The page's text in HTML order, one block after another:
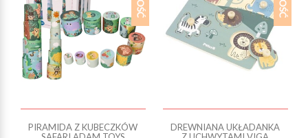
PIRAMIDA Z KUBECZKÓW
DREWNIANA UKŁADANKA